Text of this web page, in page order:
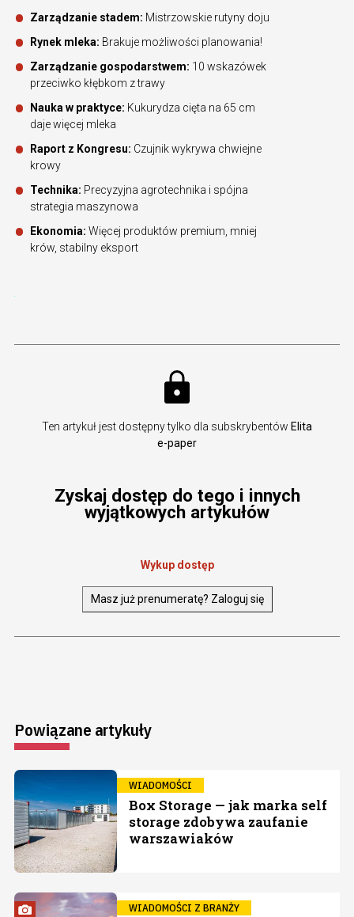
Zarządzanie stadem: Mistrzowskie rutyny doju
Rynek mleka: Brakuje możliwości planowania!
Zarządzanie gospodarstwem: 10 wskazówek
przeciwko kłębkom z trawy
Nauka w praktyce: Kukurydza cięta na 65 cm
daje więcej mleka
Raport z Kongresu: Czujnik wykrywa chwiejne
krowy
Technika: Precyzyjna agrotechnika i spójna
strategia maszynowa
Ekonomia: Więcej produktów premium, mniej
krów, stabilny eksport
Ten artykuł jest dostępny tylko dla subskrybentów Elita
e-paper
Zyskaj dostęp do tego i innych
wyjątkowych artykułów
Wykup dostęp
Masz już prenumeratę? Zaloguj się
Powiązane artykuły
WIADOMOŚCI
Box Storage — jak marka self
storage zdobywa zaufanie
warszawiaków
WIADOMOŚCI Z BRANŻY